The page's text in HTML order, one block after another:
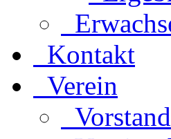
Kontakt
Verein
Vorstand